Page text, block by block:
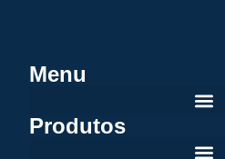
Menu
Produtos